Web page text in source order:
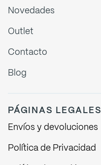
Novedades
Outlet
Contacto
Blog
PÁGINAS LEGALES
Envíos y devoluciones
Política de Privacidad